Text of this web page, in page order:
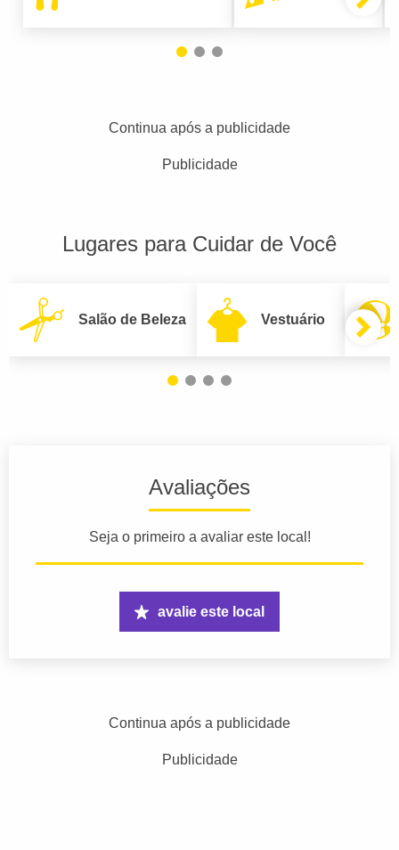
Continua após a publicidade
Publicidade
Lugares para Cuidar de Você
Salão de Beleza Vestuário
Avaliações
Seja o primeiro a avaliar este local!
avalie este local
Continua após a publicidade
Publicidade